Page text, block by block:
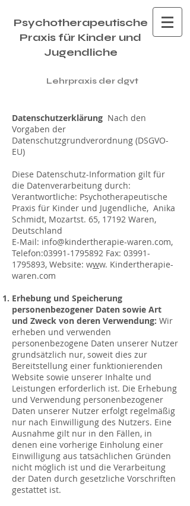
Psychotherapeutische
Praxis für Kinder und
Jugendliche
Lehrpraxis der dgvt
Datenschutzerklärung Nach den
Vorgaben der
Datenschutzgrundverordnung (DSGVO-
EU)
Diese Datenschutz-Information gilt für
die Datenverarbeitung durch:
Verantwortliche: Psychotherapeutische
Praxis für Kinder und Jugendliche, Anika
Schmidt, Mozartst. 65, 17192 Waren,
Deutschland
E-Mail: info@kindertherapie-waren.com,
Telefon:03991-1795892 Fax: 03991-
1795893, Website: www. Kindertherapie-
waren.com
Erhebung und Speicherung
personenbezogener Daten sowie Art
und Zweck von deren Verwendung: Wir
erheben und verwenden
personenbezogene Daten unserer Nutzer
grundsätzlich nur, soweit dies zur
Bereitstellung einer funktionierenden
Website sowie unserer Inhalte und
Leistungen erforderlich ist. Die Erhebung
und Verwendung personenbezogener
Daten unserer Nutzer erfolgt regelmäßig
nur nach Einwilligung des Nutzers. Eine
Ausnahme gilt nur in den Fällen, in
denen eine vorherige Einholung einer
Einwilligung aus tatsächlichen Gründen
nicht möglich ist und die Verarbeitung
der Daten durch gesetzliche Vorschriften
gestattet ist.